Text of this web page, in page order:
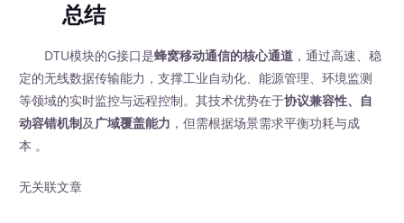
总结
DTU模块的G接口是蜂窝移动通信的核心通道 ，通过高速、稳
定的无线数据传输能力，支撑工业自动化、能源管理、环境监测
等领域的实时监控与远程控制。其技术优势在于协议兼容性、自
动容错机制及广域覆盖能力 ，但需根据场景需求平衡功耗与成
本 。
无关联文章